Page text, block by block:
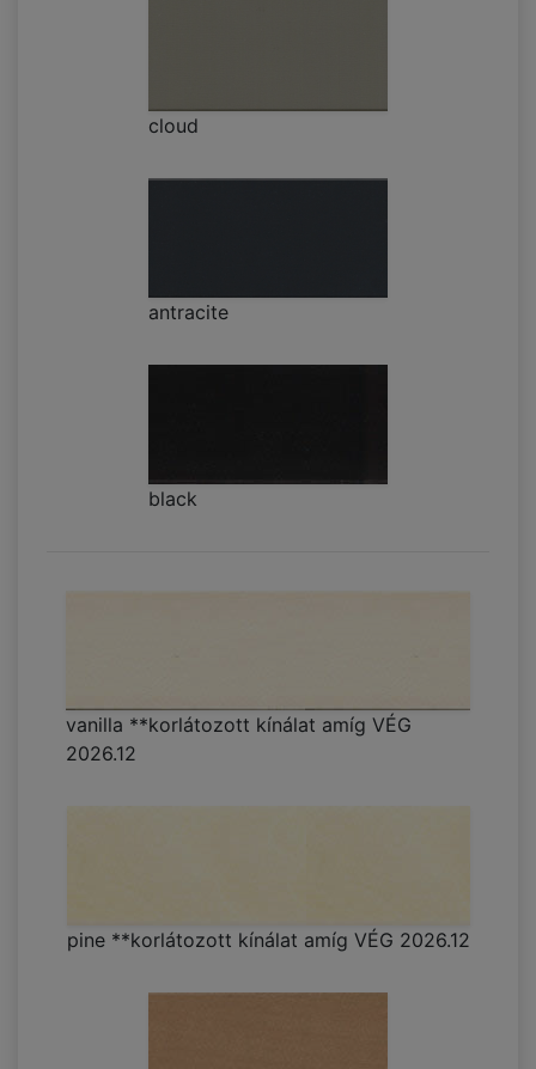
cloud
antracite
black
vanilla **korlátozott kínálat amíg VÉG
2026.12
pine **korlátozott kínálat amíg VÉG 2026.12